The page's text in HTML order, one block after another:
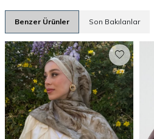
Benzer Ürünler Son Bakılanlar